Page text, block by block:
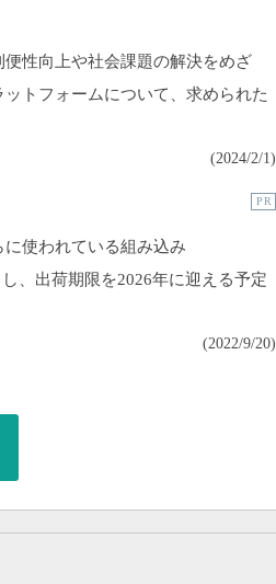
性向上や社会課題の解決をめざ
トフォームについて、求められた
(2024/2/1)
P R
使われている組み込み
、出荷期限を2026年に迎える予定
(2022/9/20)